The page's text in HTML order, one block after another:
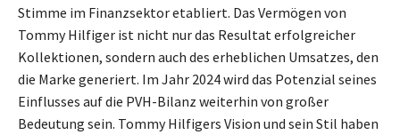
Stimme im Finanzsektor etabliert. Das Vermögen von
Tommy Hilfiger ist nicht nur das Resultat erfolgreicher
Kollektionen, sondern auch des erheblichen Umsatzes, den
die Marke generiert. Im Jahr 2024 wird das Potenzial seines
Einflusses auf die PVH-Bilanz weiterhin von großer
Bedeutung sein. Tommy Hilfigers Vision und sein Stil haben